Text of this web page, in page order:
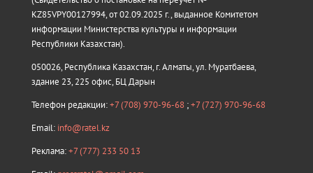
KZ85VPY00127994, от 02.09.2025 г., выданное Комитетом
информации Министерства культуры и информации
Республики Казахстан).
050026, Республика Казахстан, г. Алматы, ул. Муратбаева,
здание 23, 225 офис, БЦ Дарын
Телефон редакции:+7 (708) 970-96-68 ;+7 (727) 970-96-68
Email: info@ratel.kz
Реклама:+7 (777) 233 50 13